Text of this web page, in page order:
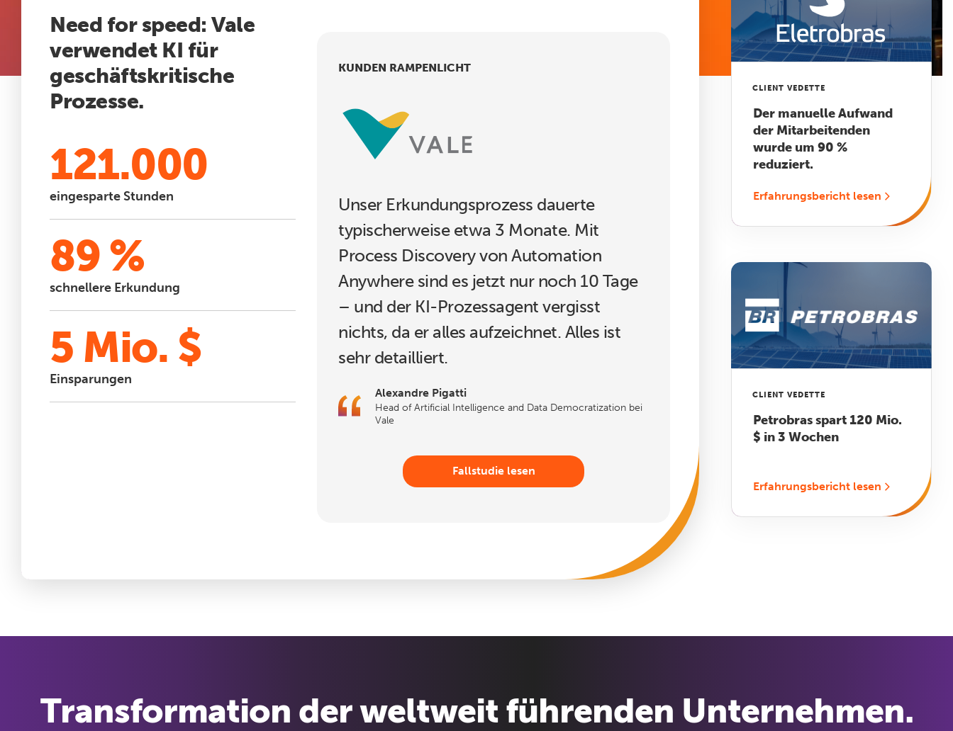
Need for speed: Vale
verwendet KI für
geschäftskritische
Prozesse.
121.000
eingesparte Stunden
89 %
schnellere Erkundung
5 Mio. $
Einsparungen
KUNDEN RAMPENLICHT
Unser Erkundungsprozess dauerte
typischerweise etwa 3 Monate. Mit
Process Discovery von Automation
Anywhere sind es jetzt nur noch 10 Tage
– und der KI-Prozessagent vergisst
nichts, da er alles aufzeichnet. Alles ist
sehr detailliert.
Alexandre Pigatti
Head of Artificial Intelligence and Data Democratization bei
Vale
Fallstudie lesen
CLIENT VEDETTE
Der manuelle Aufwand
der Mitarbeitenden
wurde um 90 %
reduziert.
Erfahrungsbericht lesen
CLIENT VEDETTE
Image
Petrobras spart 120 Mio.
$ in 3 Wochen
Erfahrungsbericht lesen
Transformation der weltweit führenden Unternehmen.